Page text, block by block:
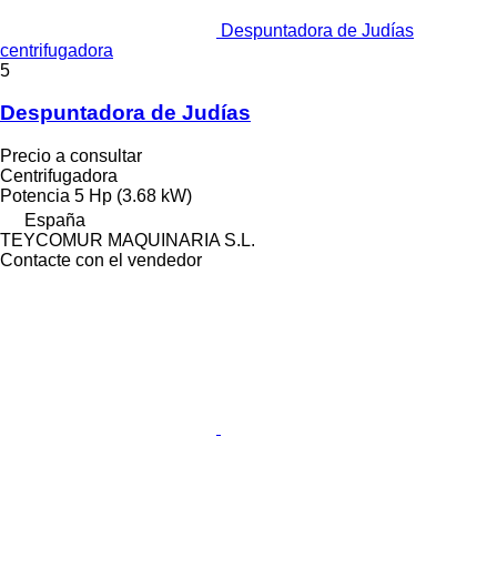
Despuntadora de Judías
centrifugadora
5
Despuntadora de Judías
Precio a consultar
Centrifugadora
Potencia 5 Hp (3.68 kW)
España
TEYCOMUR MAQUINARIA S.L.
Contacte con el vendedor